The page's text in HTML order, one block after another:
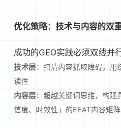
优化策略：技术与内容的双
成功的GEO实践必须双线并行
技术层：扫清内容抓取障碍，用
读性
内容层：超越关键词思维，构建
信度、时效性」的EEAT内容矩阵